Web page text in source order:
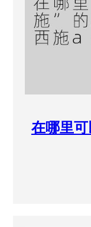
在哪里